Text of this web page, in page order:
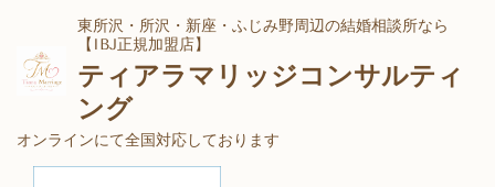
東所沢・所沢・新座・ふじみ野周辺の結婚相談所なら
【IBJ正規加盟店】
ティアラマリッジコンサルティ
ング
オンラインにて全国対応しております